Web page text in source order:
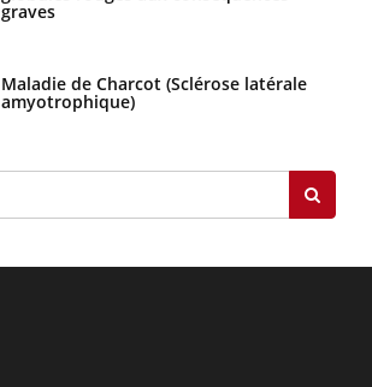
graves
Maladie de Charcot (Sclérose latérale
amyotrophique)